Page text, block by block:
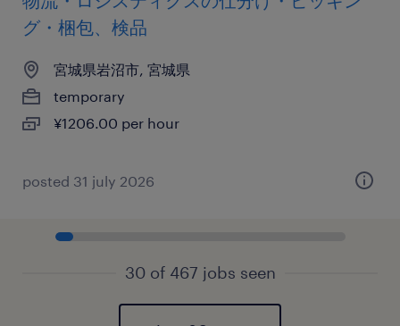
グ・梱包、検品
宮城県岩沼市, 宮城県
temporary
¥1206.00 per hour
posted 31 july 2026
30 of 467 jobs seen